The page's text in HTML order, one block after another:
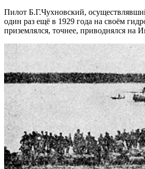
Пилот Б.Г.Чухновский,
один раз ещё в 1929 года на своём
приземлялся, точнее, приводнялся на